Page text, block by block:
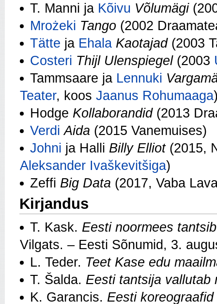
T. Manni ja Kõivu Võlumägi
Mrożeki Tango (2002
Tätte ja Ehala Kaotajad(2003
Costeri Thijl Ulenspiegel(2003
Tammsaare ja Lennuki
Teater, koos Jaanus Rohumaaga
Hodge Kollaborandid(2013
Verdi Aida (2015 Vanemuises)
Johni ja Halli Billy Elliot(2015,
Aleksander Ivaškevitšiga)
Zeffi Big Data (2017, Vaba
Kirjandus
T. Kask. Eesti noormees
Vilgats. – Eesti Sõnumid, 3.
L. Teder. Teet Kase edu
T. Šalda. Eesti tantsija vallutab
K. Garancis. Eesti